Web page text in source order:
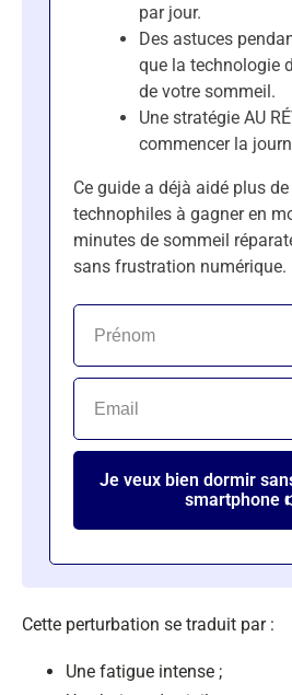
par jour.
Des astuces
que la technologie
de votre sommeil.
Une stratégie AU
commencer la
Ce guide a déjà aidé plus
technophiles à gagner en
minutes de sommeil
sans frustration numérique.
Je veux bien dormir
smartphone
Cette perturbation se traduit par :
Une fatigue intense ;